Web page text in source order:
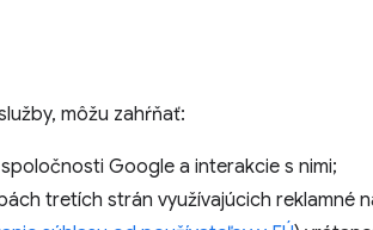
môžu zahŕňať:
Google a interakcie s nimi;
tretích strán využívajúcich